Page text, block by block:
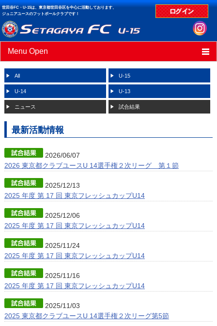
世田谷FC・U-15は、東京都世田谷区を中心に活動しております、
ジュニアユースのフットボールクラブです！
Menu Open
スケジュール
クラブデータ
試合結果
All U-15
U-14 U-13
ニュース 試合結果
最新活動情報
2026/06/07
2026 東京都クラブユースU 14選手権２次リーグ 第１節
2025/12/13
2025 年度 第 17 回 東京フレッシュカップU14
2025/12/06
2025 年度 第 17 回 東京フレッシュカップU14
2025/11/24
2025 年度 第 17 回 東京フレッシュカップU14
2025/11/16
2025 年度 第 17 回 東京フレッシュカップU14
2025/11/03
2025 東京都クラブユースU 14選手権２次リーグ第5節